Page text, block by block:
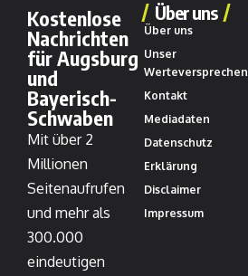
Kostenlose
Nachrichten
für Augsburg
und
Bayerisch-
Schwaben
Mit über 2
Millionen
Seitenaufrufen
und mehr als
300.000
eindeutigen
Über uns
Über uns
Unser
Werteversprechen
Kontakt
Mediadaten
Datenschutz
Erklärung
Disclaimer
Impressum